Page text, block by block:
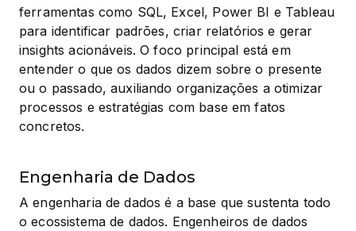
ferramentas como SQL, Excel, Power BI e Tableau
para identificar padrões, criar relatórios e gerar
insights acionáveis. O foco principal está em
entender o que os dados dizem sobre o presente
ou o passado, auxiliando organizações a otimizar
processos e estratégias com base em fatos
concretos.
Engenharia de Dados
A engenharia de dados é a base que sustenta todo
o ecossistema de dados. Engenheiros de dados